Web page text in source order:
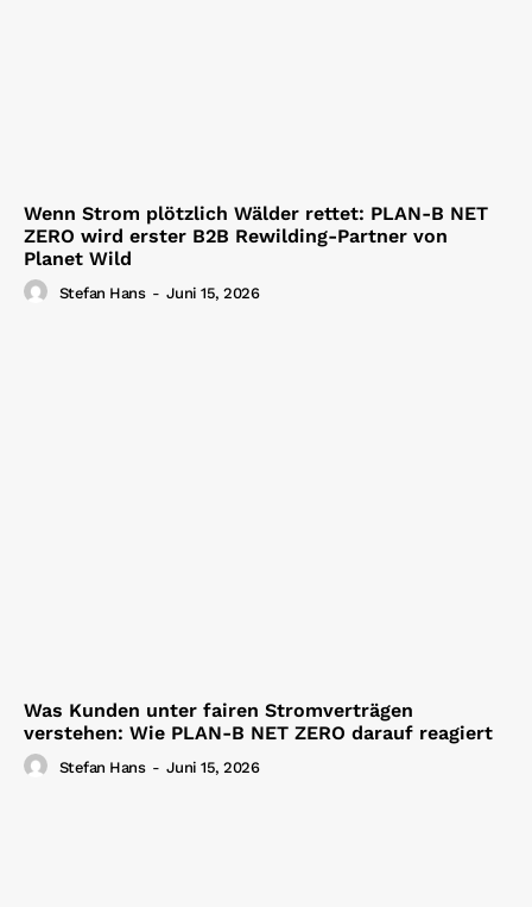
Wenn Strom plötzlich Wälder rettet: PLAN-B NET
ZERO wird erster B2B Rewilding-Partner von
Planet Wild
Stefan Hans - Juni 15, 2026
Was Kunden unter fairen Stromverträgen
verstehen: Wie PLAN-B NET ZERO darauf reagiert
Stefan Hans - Juni 15, 2026